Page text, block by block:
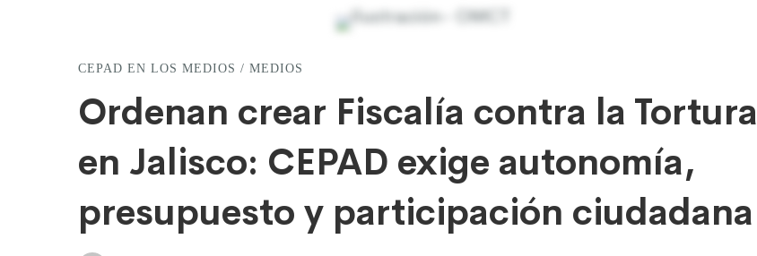
crear
Fiscalía
contra
CEPAD EN LOS MEDIOS / MEDIOS
Ordenan crear Fiscalía contra la Tortura
en Jalisco: CEPAD exige autonomía,
presupuesto y participación ciudadana